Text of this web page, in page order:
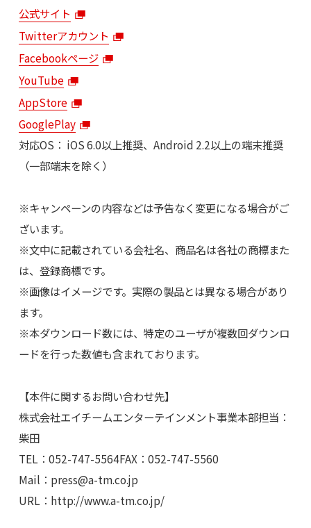
公式サイト
Twitterアカウント
Facebookページ
YouTube
AppStore
GooglePlay
対応OS： iOS 6.0以上推奨、Android 2.2以上の端末推奨
（一部端末を除く）
※キャンペーンの内容などは予告なく変更になる場合がご
ざいます。
※文中に記載されている会社名、商品名は各社の商標また
は、登録商標です。
※画像はイメージです。実際の製品とは異なる場合があり
ます。
※本ダウンロード数には、特定のユーザが複数回ダウンロ
ードを行った数値も含まれております。
【本件に関するお問い合わせ先】
株式会社エイチームエンターテインメント事業本部担当：
柴田
TEL：052-747-5564FAX：052-747-5560
Mail： press@a-tm.co.jp
URL：http://www.a-tm.co.jp/